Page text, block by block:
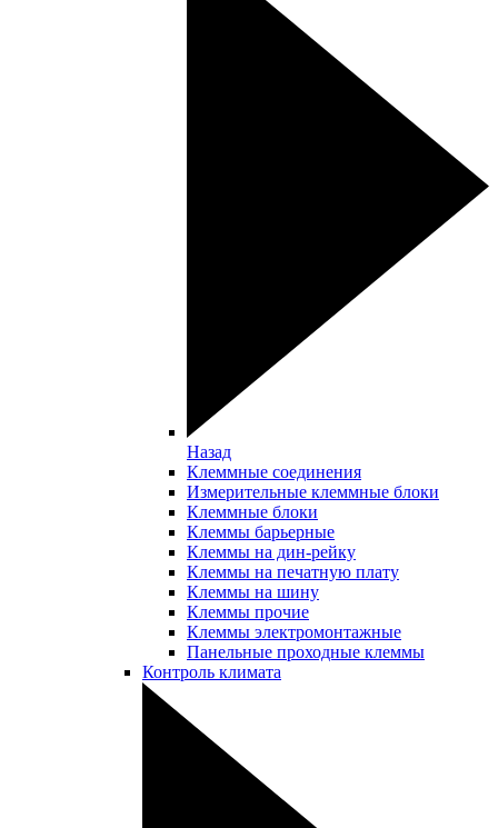
Назад
Клеммные соединения
Измерительные клеммные блоки
Клеммные блоки
Клеммы барьерные
Клеммы на дин-рейку
Клеммы на печатную плату
Клеммы на шину
Клеммы прочие
Клеммы электромонтажные
Панельные проходные клеммы
Контроль климата